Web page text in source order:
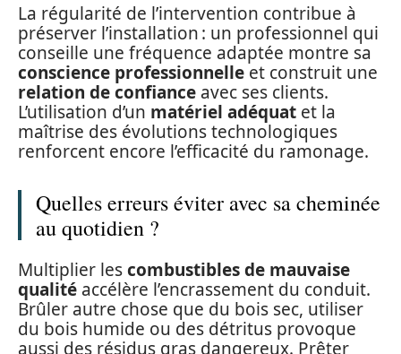
La régularité de l’intervention contribue à
préserver l’installation : un professionnel qui
conseille une fréquence adaptée montre sa
conscience professionnelle et construit une
relation de confiance avec ses clients.
L’utilisation d’un matériel adéquat et la
maîtrise des évolutions technologiques
renforcent encore l’efficacité du ramonage.
Quelles erreurs éviter avec sa cheminée
au quotidien ?
Multiplier lescombustibles de mauvaise
qualité accélère l’encrassement du conduit.
Brûler autre chose que du bois sec, utiliser
du bois humide ou des détritus provoque
aussi des résidus gras dangereux. Prêter